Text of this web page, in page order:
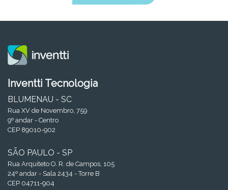
Inventti Tecnologia
BLUMENAU - SC
Rua XV de Novembro, 759
9º andar - Centro
CEP 89010-902
SÃO PAULO - SP
Rua Arquiteto O. R. de Campos, 105
24º andar - Sala 2434 - Torre B
CEP 04711-904